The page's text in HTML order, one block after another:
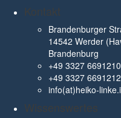
Kontakt
Brandenburger
14542 Werder
Brandenburg
+49 3327 6691210
+49 3327 6691212
info(at)heiko-
Wissenswertes